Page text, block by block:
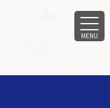
MENU